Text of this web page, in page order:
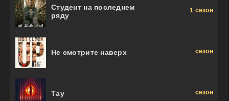
Студент на последнем
ряду
1 сезон
Не смотрите наверх сезон
Тау сезон